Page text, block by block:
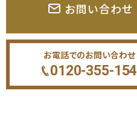
お問い合わせ
お電話でのお問い合わせ
0120-355-154